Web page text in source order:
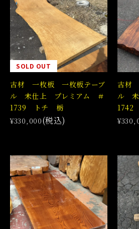
SOLD OUT
古材 一枚板 一枚板テーブ
ル 未仕上 プレミアム ＃
1739 トチ 栃
¥330,000(税込)
古材
ル